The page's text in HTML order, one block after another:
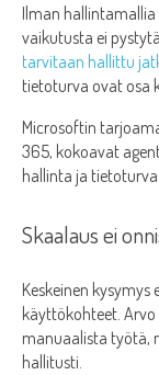
Ilman
vaikutusta ei
tarvitaan hallittu
tietoturva ovat osa
Microsoftin
365, kokoavat
hallinta ja
Skaalaus ei
Keskeinen kysymys
käyttökohteet. Arvo
manuaalista työtä,
hallitusti.